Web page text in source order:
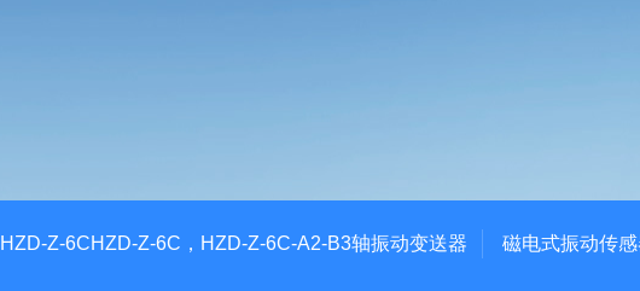
HZD-Z-6CHZD-Z-6C，HZD-Z-6C-A2-B3轴振动变送器 磁电式振动传感